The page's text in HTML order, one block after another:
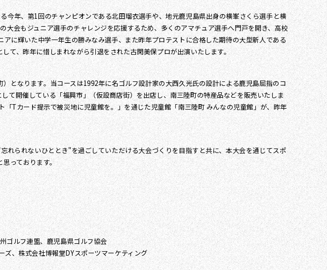
年、第1回のチャンピオンである北田瑠衣選手や、地元鹿児島県出身の横峯さくら選手と横
会もジュニア選手のチャレンジを応援するため、多くのアマチュア選手へ門戸を開き、高校
に輝いた中学一年生の勝みなみ選手、また昨年プロテストに合格した期待の大型新人である
て、昨年に惜しまれながら引退をされた古閑美保プロが出演いたします。
となります。当コースは1992年に名ゴルフ設計家の大西久光氏の設計による鹿児島屈指のコ
て開催している「福興市」（仮設商店街）を出店し、南三陸町の特産品などを販売いたしま
Tカード提示で被災地に児童館を。」を通じた児童館「南三陸町 みんなの児童館」が、昨年
られないひととき"を過ごしていただける大会づくりを目指すと共に、本大会を通じてスポ
っております。
ゴルフ連盟、鹿児島県ゴルフ協会
、株式会社博報堂DYスポーツマーケティング